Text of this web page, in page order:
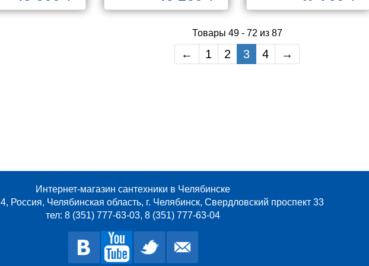
Товары 49 - 72 из 87
← 1 2 3 4 →
Интернет-магазин сантехники в Челябинске
Россия, Челябинская область, г. Челябинск, Свердловский проспект 33
тел: 8 (351) 777-63-03, 8 (351) 777-63-04